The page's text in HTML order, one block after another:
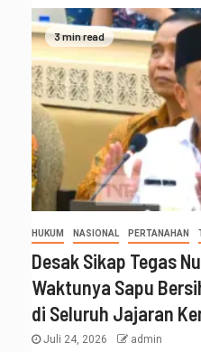
3 min read
HUKUM NASIONAL PERTANAHAN
Desak Sikap Tegas
Waktunya Sapu
di Seluruh Jajaran
Juli 24, 2026 admin